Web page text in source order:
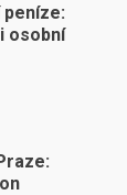
osobní